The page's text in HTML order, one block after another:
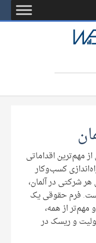
مهم‌ترین اقداماتی
کسب‌وکار
شرکتی در آلمان،
فرم حقوقی یک
از همه،
و ریسک در